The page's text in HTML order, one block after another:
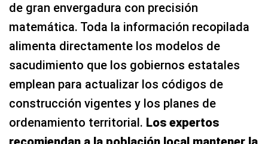
de gran envergadura con precisión
matemática. Toda la información recopilada
alimenta directamente los modelos de
sacudimiento que los gobiernos estatales
emplean para actualizar los códigos de
construcción vigentes y los planes de
ordenamiento territorial. Los expertos